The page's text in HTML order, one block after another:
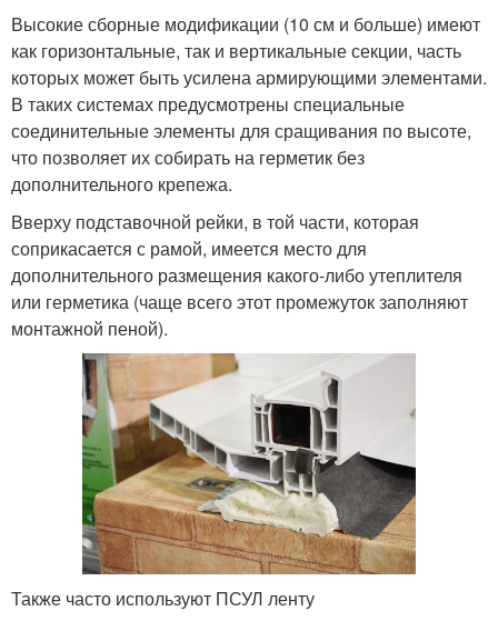
Высокие сборные модификации (10 см и больше) имеют
как горизонтальные, так и вертикальные секции, часть
которых может быть усилена армирующими элементами.
В таких системах предусмотрены специальные
соединительные элементы для сращивания по высоте,
что позволяет их собирать на герметик без
дополнительного крепежа.
Вверху подставочной рейки, в той части, которая
соприкасается с рамой, имеется место для
дополнительного размещения какого-либо утеплителя
или герметика (чаще всего этот промежуток заполняют
монтажной пеной).
Также часто используют ПСУЛ ленту